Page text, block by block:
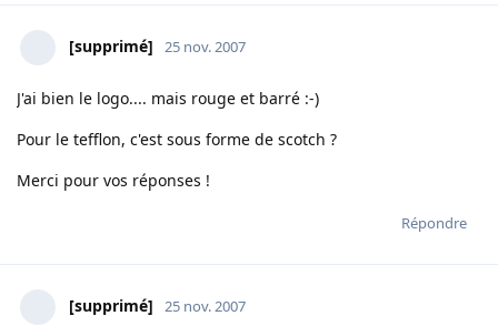
[supprimé] 25 nov. 2007
J'ai bien le logo.... mais rouge et barré :-)
Pour le tefflon, c'est sous forme de scotch ?
Merci pour vos réponses !
Répondre
[supprimé] 25 nov. 2007